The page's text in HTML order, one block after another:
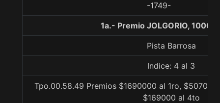
-1749-
1a.- Premio JOLGORIO, 1000
Pista Barrosa
Indice: 4 al 3
Tpo.00.58.49 Premios $1690000 al 1ro,
$169000 al 4to